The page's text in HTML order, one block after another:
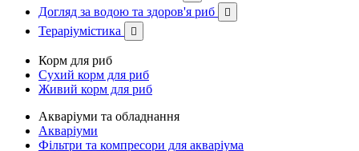
Догляд за водою та здоров'я риб 
Тераріумістика 
Корм для риб
Сухий корм для риб
Живий корм для риб
Акваріуми та обладнання
Акваріуми
Фільтри та компресори для акваріума